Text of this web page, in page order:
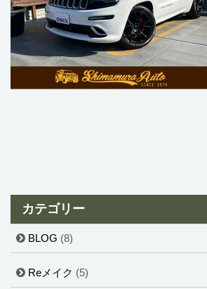
カテゴリー
BLOG (8)
Reメイク (5)